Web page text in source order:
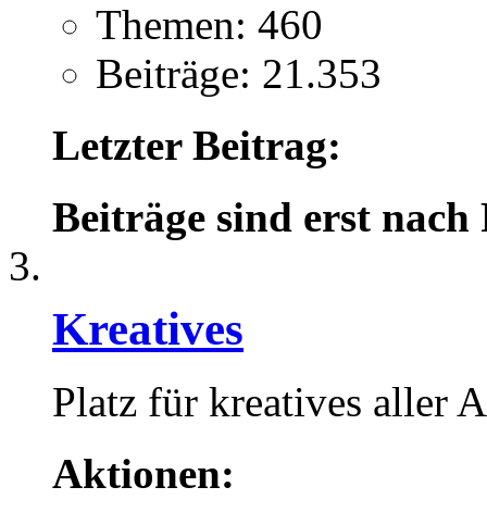
Themen: 460
Beiträge: 21.353
Letzter Beitrag:
Beiträge sind erst
Kreatives
Platz für kreatives aller
Aktionen: